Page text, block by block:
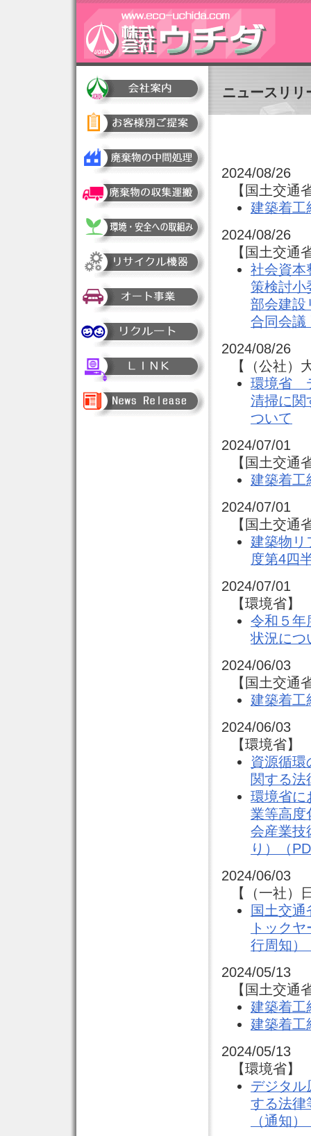
ニュースリリ
2024/08/26
【国土交
建築着工
2024/08/26
【国土交
社会資本
策検討小
部会建設
合同会議
2024/08/26
【（公社
環境省
清掃に関
ついて
2024/07/01
【国土交
建築着工
2024/07/01
【国土交
建築物リ
度第4四
2024/07/01
【環境省
令和５年
状況につ
2024/06/03
【国土交
建築着工
2024/06/03
【環境省
資源循環
関する法
環境省に
業等高度
会産業技
り）（
2024/06/03
【（一社
国土交
トック
行周知）
2024/05/13
【国土交
建築着
建築着工
2024/05/13
【環境省
デジタル
する法律
（通知